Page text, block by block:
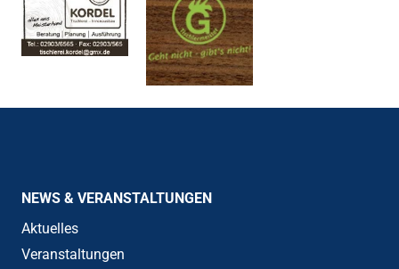
NEWS & VERANSTALTUNGEN
Aktuelles
Veranstaltungen